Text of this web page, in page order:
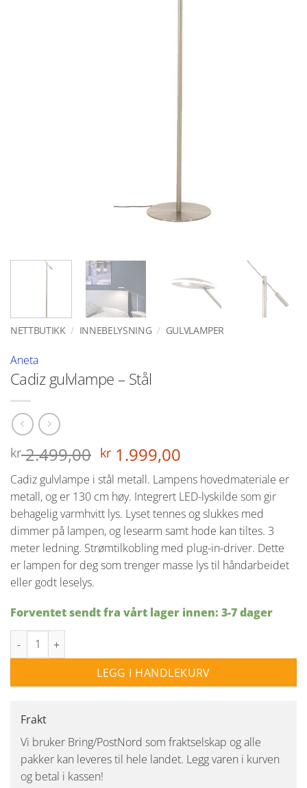
NETTBUTIKK / INNEBELYSNING / GULVLAMPER
Aneta
Cadiz gulvlampe – Stål
kr2.499,00 Opprinnelig
pris
var:
kr 2.499,00.
kr 1.999,00
pris
er:
kr 1.999,00.
Cadiz gulvlampe i stål metall. Lampens hovedmateriale er
metall, og er 130 cm høy. Integrert LED-lyskilde som gir
behagelig varmhvitt lys. Lyset tennes og slukkes med
dimmer på lampen, og lesearm samt hode kan tiltes. 3
meter ledning. Strømtilkobling med plug-in-driver. Dette
er lampen for deg som trenger masse lys til håndarbeidet
eller godt leselys.
Forventet sendt fra vårt lager innen: 3-7 dager
Cadiz gulvlampe - Stål antall
LEGG I HANDLEKURV
Frakt
Vi bruker Bring/PostNord som fraktselskap og alle
pakker kan leveres til hele landet. Legg varen i kurven
og betal i kassen!